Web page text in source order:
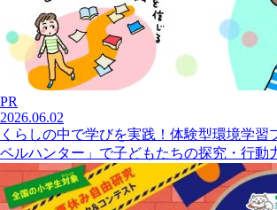
PR
2026.06.02
くらしの中で学びを実践！体験型環境学習
ベルハンター」で子どもたちの探究・行動